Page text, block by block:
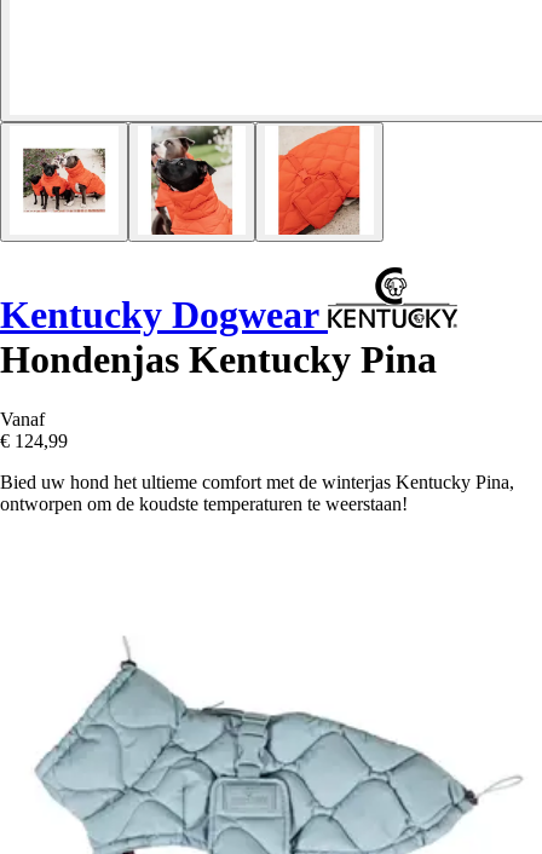
Kentucky Dogwear
Hondenjas Kentucky Pina
Vanaf
€ 124,99
Bied uw hond het ultieme comfort met de winterjas Kentucky Pina,
ontworpen om de koudste temperaturen te weerstaan!